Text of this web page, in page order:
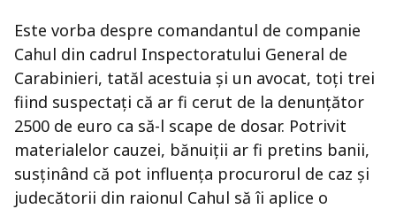
Este vorba despre comandantul de companie
Cahul din cadrul Inspectoratului General de
Carabinieri, tatăl acestuia şi un avocat, toţi trei
fiind suspectaţi că ar fi cerut de la denunţător
2500 de euro ca să-l scape de dosar. Potrivit
materialelor cauzei, bănuiţii ar fi pretins banii,
susţinând că pot influența procurorul de caz şi
judecătorii din raionul Cahul să îi aplice o